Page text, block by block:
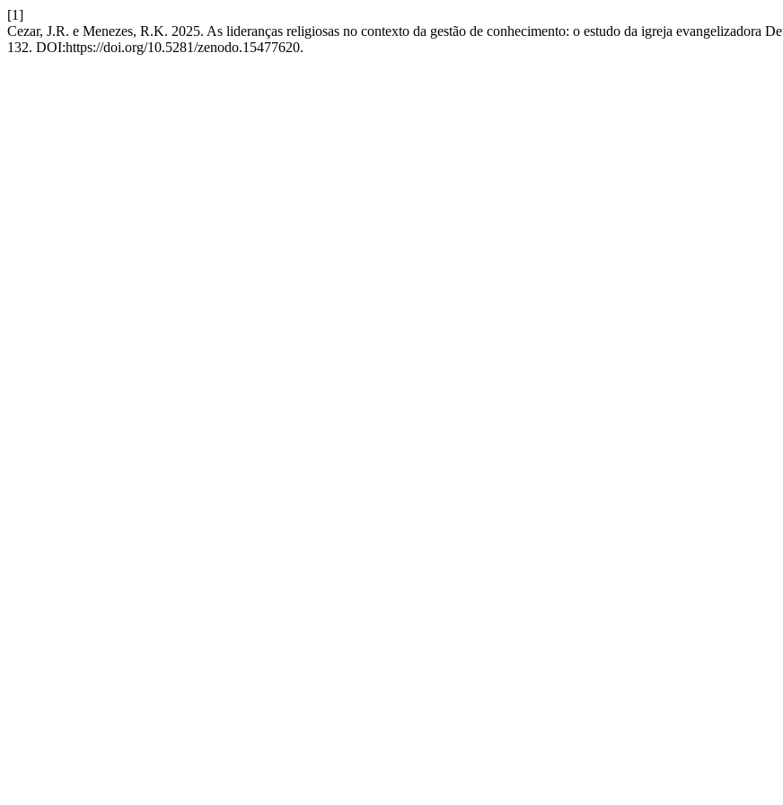
[1]
Cezar, J.R. e Menezes, R.K. 2025. As lideranças religiosas no contexto da gestão de conhecimento: o estudo da igreja evangelizadora
132. DOI:https://doi.org/10.5281/zenodo.15477620.